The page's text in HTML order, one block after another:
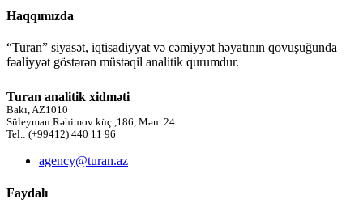
Haqqımızda
“Turan” siyasət, iqtisadiyyat və cəmiyyət həyatının qovuşuğunda
fəaliyyət göstərən müstəqil analitik qurumdur.
Turan analitik xidməti
Bakı, AZ1010
Süleyman Rəhimov küç.,186, Mən. 24
Tel.: (+99412) 440 11 96
agency@turan.az
Faydalı